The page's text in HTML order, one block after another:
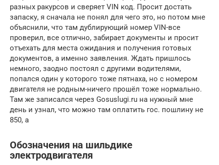
разных ракурсов и сверяет VIN код. Просит достать
запаску, я сначала не понял для чего это, но потом мне
объяснили, что там дублирующий номер VIN-все
проверил, все отлично, забирает документы и просит
отъехать для места ожидания и получения готовых
документов, а именно заявления. Ждать пришлось
немного, заодно постоял с другими водителями,
попался один у которого тоже пятнаха, но с номером
двигателя не родным-ничего прошёл тоже нормально.
Там же записался через Gosuslugi.ru на нужный мне
день и узнал, что можно там оплатить гос. пошлину не
850, а
Обозначения на шильдике
электродвигателя